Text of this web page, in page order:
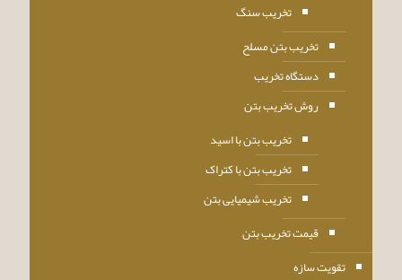
تخریب سنگ
تخریب بتن مسلح
دستگاه تخریب
روش تخریب بتن
تخریب بتن با اسید
تخریب بتن با کتراک
تخریب شیمیایی بتن
قیمت تخریب بتن
تقویت سازه